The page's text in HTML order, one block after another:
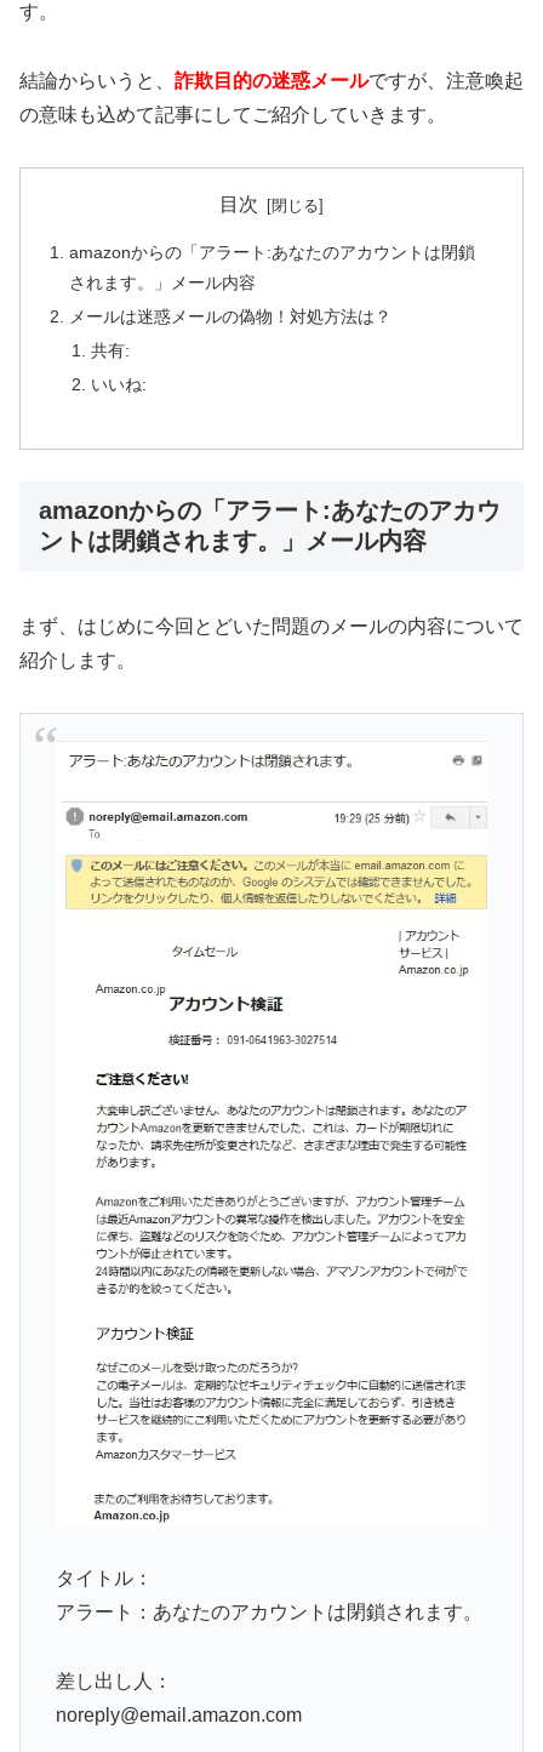
す。
結論からいうと、 詐欺目的の迷惑メールですが、注意喚起
の意味も込めて記事にしてご紹介していきます。
目次
amazonからの「アラート:あなたのアカウントは閉鎖
されます。」メール内容
メールは迷惑メールの偽物！対処方法は？
共有:
いいね:
amazonからの「アラート:あなたのアカウ
ントは閉鎖されます。」メール内容
まず、はじめに今回とどいた問題のメールの内容について
紹介します。
タイトル：
アラート：あなたのアカウントは閉鎖されます。
差し出し人：
noreply@email.amazon.com